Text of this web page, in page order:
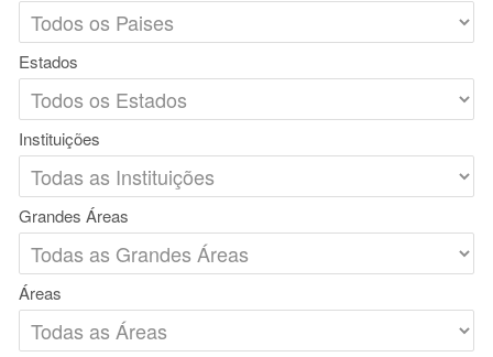
Estados
Instituições
Grandes Áreas
Áreas